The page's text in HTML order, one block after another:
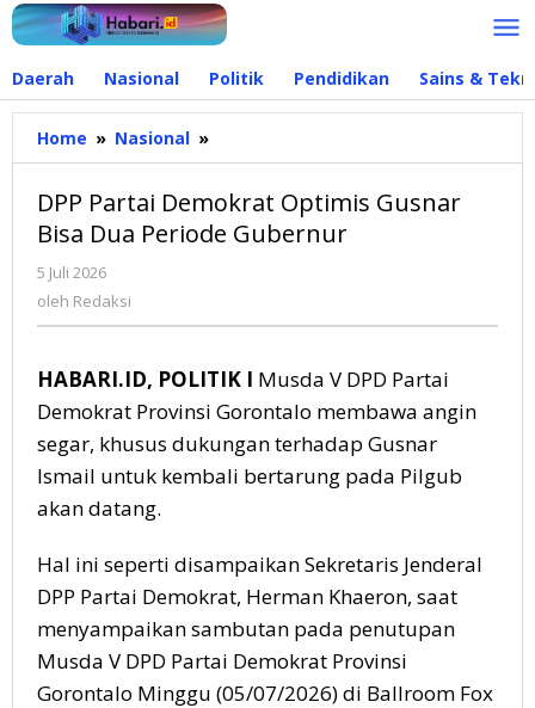
Lewati
ke
Daerah Nasional Politik Pendidikan Sains &
Home » Nasional »
Partai
Demokrat
Optimis
Gusnar
DPP Partai Demokrat Optimis Gusnar
Bisa Dua Periode Gubernur
5 Juli 2026
Redaksi
oleh Redaksi
HABARI.ID, POLITIK I Musda V DPD Partai
Demokrat Provinsi Gorontalo membawa angin
segar, khusus dukungan terhadap Gusnar
Ismail untuk kembali bertarung pada Pilgub
akan datang.
Hal ini seperti disampaikan Sekretaris Jenderal
DPP Partai Demokrat, Herman Khaeron, saat
menyampaikan sambutan pada penutupan
Musda V DPD Partai Demokrat Provinsi
Gorontalo Minggu (05/07/2026) di Ballroom Fox